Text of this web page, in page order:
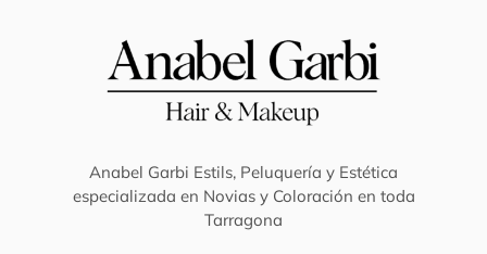
Anabel Garbi Estils, Peluquería y Estética
especializada en Novias y Coloración en toda
Tarragona